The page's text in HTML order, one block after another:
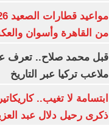
من القاهرة وأسوان
قبل محمد صلاح.. تعرف
ملاعب تركيا عبر التاريخ
ابتسامة لا تغيب..
ذكرى رحيل دلال عبد